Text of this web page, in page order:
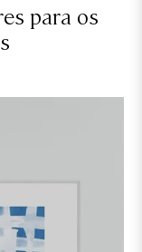
para os